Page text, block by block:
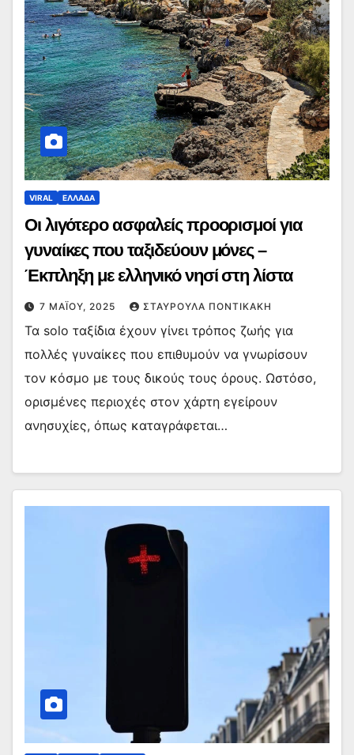
VIRAL ΕΛΛΑΔΑ
Οι λιγότερο ασφαλείς προορισμοί για
γυναίκες που ταξιδεύουν μόνες –
Έκπληξη με ελληνικό νησί στη λίστα
7 ΜΑΪ́ΟΥ, 2025 ΣΤΑΥΡΟΎΛΑ ΠΟΝΤΙΚΆΚΗ
Τα solo ταξίδια έχουν γίνει τρόπος ζωής για
πολλές γυναίκες που επιθυμούν να γνωρίσουν
τον κόσμο με τους δικούς τους όρους. Ωστόσο,
ορισμένες περιοχές στον χάρτη εγείρουν
ανησυχίες, όπως καταγράφεται…